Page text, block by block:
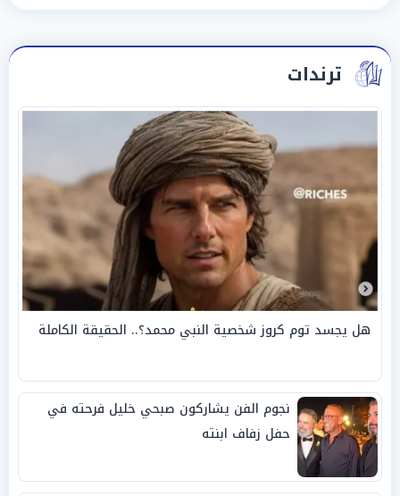
ترندات
هل يجسد توم كروز شخصية النبي محمد؟.. الحقيقة الكاملة
نجوم الفن يشاركون صبحي خليل فرحته في
حفل زفاف ابنته